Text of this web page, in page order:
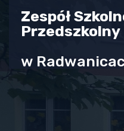
Zespół
Przedszkolny
w